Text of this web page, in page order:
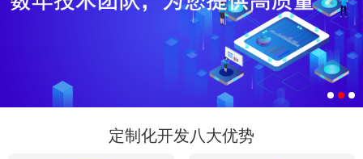
定制化开发八大优势